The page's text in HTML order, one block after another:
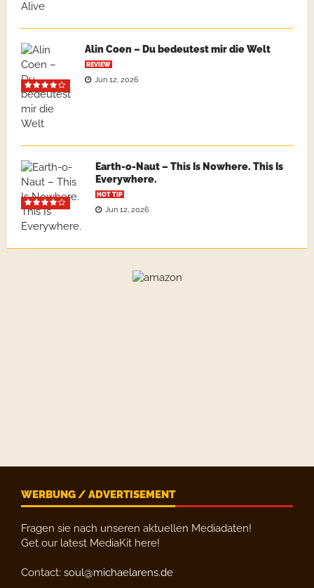
Alin Coen – Du bedeutest mir die Welt
REVIEW
Jun 12, 2026
Earth-o-Naut – This Is Nowhere. This Is
Everywhere.
HOT TIP
Jun 12, 2026
WERBUNG / ADVERTISEMENT
Fragen sie nach unseren aktuellen Mediadaten!
Get our latest MediaKit here!
Contact: soul@michaelarens.de